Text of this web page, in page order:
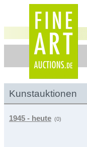
Kunstauktionen
1945 - heute (0)